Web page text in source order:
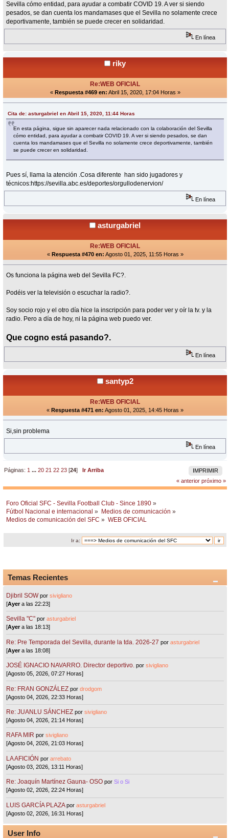
Sevilla cómo entidad, para ayudar a combatir COVID 19. A ver si siendo
pesados, se dan cuenta los mandamases que el Sevilla no solamente crece
deportivamente, también se puede crecer en solidaridad.
En línea
riky
Re:WEB OFICIAL
« Respuesta #469 en: Abril 15, 2020, 17:04 Horas »
Cita de: asturgabriel en Abril 15, 2020, 11:44 Horas
En esta página, sigue sin aparecer nada relacionado con la colaboración del Sevilla
cómo entidad, para ayudar a combatir COVID 19. A ver si siendo pesados, se dan
cuenta los mandamases que el Sevilla no solamente crece deportivamente, también
se puede crecer en solidaridad.
Pues sí, llama la atención .Cosa diferente han sido jugadores y
técnicos:https://sevilla.abc.es/deportes/orgullodenervion/
En línea
asturgabriel
Re:WEB OFICIAL
« Respuesta #470 en: Agosto 01, 2025, 11:55 Horas »
Os funciona la página web del Sevilla FC?.
Podéis ver la televisión o escuchar la radio?.
Soy socio rojo y el otro día hice la inscripción para poder ver y oír la tv. y la
radio. Pero a día de hoy, ni la página web puedo ver.
Que cogno está pasando?.
En línea
santyp2
Re:WEB OFICIAL
« Respuesta #471 en: Agosto 01, 2025, 14:45 Horas »
Si,sin problema
En línea
IMPRIMIR
Páginas: 1 ...20 21 22 23 [24]Ir Arriba
« anterior próximo »
Foro Oficial SFC - Sevilla Football Club - Since 1890 »
Fútbol Nacional e internacional » Medios de comunicación »
Medios de comunicación del SFC » WEB OFICIAL
Ir a:
Temas Recientes
Djibril SOW porsivigliano
[Ayera las 22:23]
Sevilla "C"porasturgabriel
[Ayera las 18:13]
Re: Pre Temporada del Sevilla, durante la tda. 2026-27 porasturgabriel
[Ayera las 18:08]
JOSÉ IGNACIO NAVARRO. Director deportivo. porsivigliano
[Agosto 05, 2026, 07:27 Horas]
Re: FRAN GONZÁLEZ pordrodgom
[Agosto 04, 2026, 22:33 Horas]
Re: JUANLU SÁNCHEZ porsivigliano
[Agosto 04, 2026, 21:14 Horas]
RAFA MIR porsivigliano
[Agosto 04, 2026, 21:03 Horas]
LA AFICIÓN porarrebato
[Agosto 03, 2026, 13:11 Horas]
Re: Joaquín Martínez Gauna- OSO porSi o Si
[Agosto 02, 2026, 22:24 Horas]
LUIS GARCÍA PLAZA porasturgabriel
[Agosto 02, 2026, 16:31 Horas]
User Info